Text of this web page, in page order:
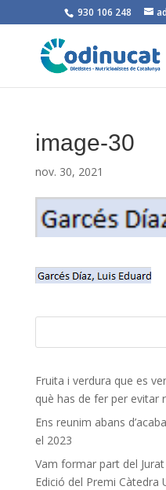
930 106 248
image-30
nov. 30, 2021
Fruita i verdura que es
què has de fer per evitar
Ens reunim abans
el 2023
Vam formar part del
Edició del Premi Càtedra